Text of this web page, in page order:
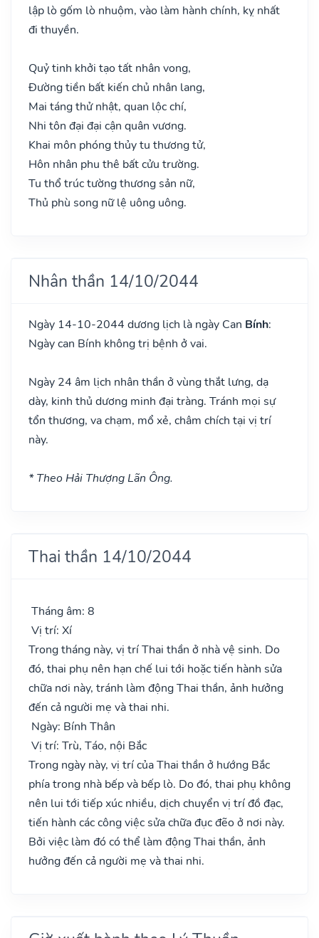
lập lò gốm lò nhuộm, vào làm hành chính, kỵ nhất
đi thuyền.
Quỷ tinh khởi tạo tất nhân vong,
Đường tiền bất kiến chủ nhân lang,
Mai táng thử nhật, quan lộc chí,
Nhi tôn đại đại cận quân vương.
Khai môn phóng thủy tu thương tử,
Hôn nhân phu thê bất cửu trường.
Tu thổ trúc tường thương sản nữ,
Thủ phù song nữ lệ uông uông.
Nhân thần 14/10/2044
Ngày 14-10-2044 dương lịch là ngày Can Bính:
Ngày can Bính không trị bệnh ở vai.
Ngày 24 âm lịch nhân thần ở vùng thắt lưng, dạ
dày, kinh thủ dương minh đại tràng. Tránh mọi sự
tổn thương, va chạm, mổ xẻ, châm chích tại vị trí
này.
* Theo Hải Thượng Lãn Ông.
Thai thần 14/10/2044
Tháng âm: 8
Vị trí: Xí
Trong tháng này, vị trí Thai thần ở nhà vệ sinh. Do
đó, thai phụ nên hạn chế lui tới hoặc tiến hành sửa
chữa nơi này, tránh làm động Thai thần, ảnh hưởng
đến cả người mẹ và thai nhi.
Ngày: Bính Thân
Vị trí: Trù, Táo, nội Bắc
Trong ngày này, vị trí của Thai thần ở hướng Bắc
phía trong nhà bếp và bếp lò. Do đó, thai phụ không
nên lui tới tiếp xúc nhiều, dịch chuyển vị trí đồ đạc,
tiến hành các công việc sửa chữa đục đẽo ở nơi này.
Bởi việc làm đó có thể làm động Thai thần, ảnh
hưởng đến cả người mẹ và thai nhi.